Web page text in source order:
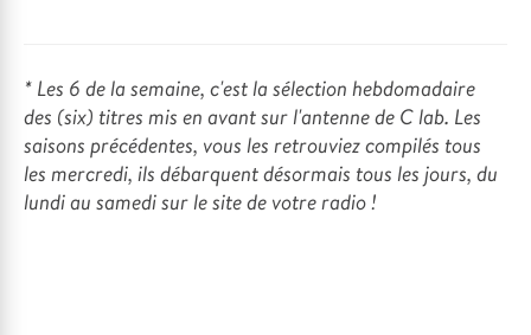
* Les 6 de la semaine, c'est la sélection hebdomadaire
des (six) titres mis en avant sur l'antenne de C lab. Les
saisons précédentes, vous les retrouviez compilés tous
les mercredi, ils débarquent désormais tous les jours, du
lundi au samedi sur le site de votre radio !